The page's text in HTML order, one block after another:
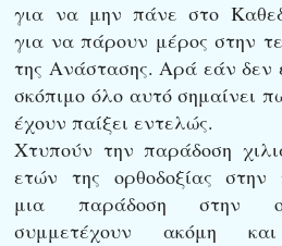
για να μην πάνε στο
για να πάρουν μέρος στην
της Ανάστασης. Αρά εάν δεν
σκόπιμο όλο αυτό σημαίνει
έχουν παίξει εντελώς.
Χτυπούν την παράδοση
ετών της ορθοδοξίας στην
μια παράδοση στην
συμμετέχουν ακόμη